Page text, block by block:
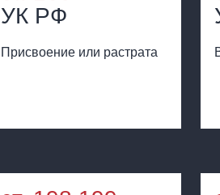
УК РФ
Присвоение или растрата